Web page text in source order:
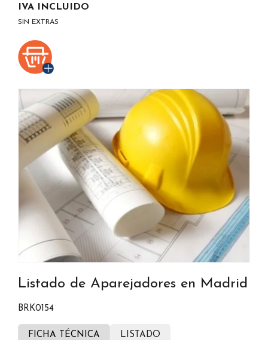
IVA INCLUIDO
SIN EXTRAS
Listado de Aparejadores en Madrid
BRK0154
FICHA TÉCNICA LISTADO